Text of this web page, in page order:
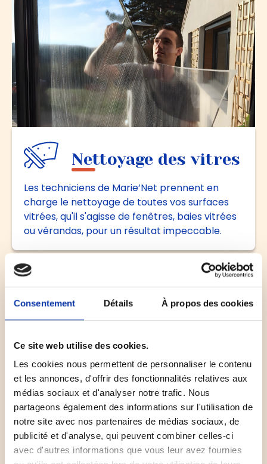
Consentement Détails À propos des cookies
Ce site web utilise des cookies.
Les cookies nous permettent de personnaliser le contenu
et les annonces, d'offrir des fonctionnalités relatives aux
médias sociaux et d'analyser notre trafic. Nous
partageons également des informations sur l'utilisation de
notre site avec nos partenaires de médias sociaux, de
publicité et d'analyse, qui peuvent combiner celles-ci
avec d'autres informations que vous leur avez fournies
Nettoyage des vitres
Les techniciens de Marie’Net prennent en
charge le nettoyage de toutes vos surfaces
vitrées, qu'il s'agisse de fenêtres, baies vitrées
ou vérandas, pour un résultat impeccable.
Nettoyages divers